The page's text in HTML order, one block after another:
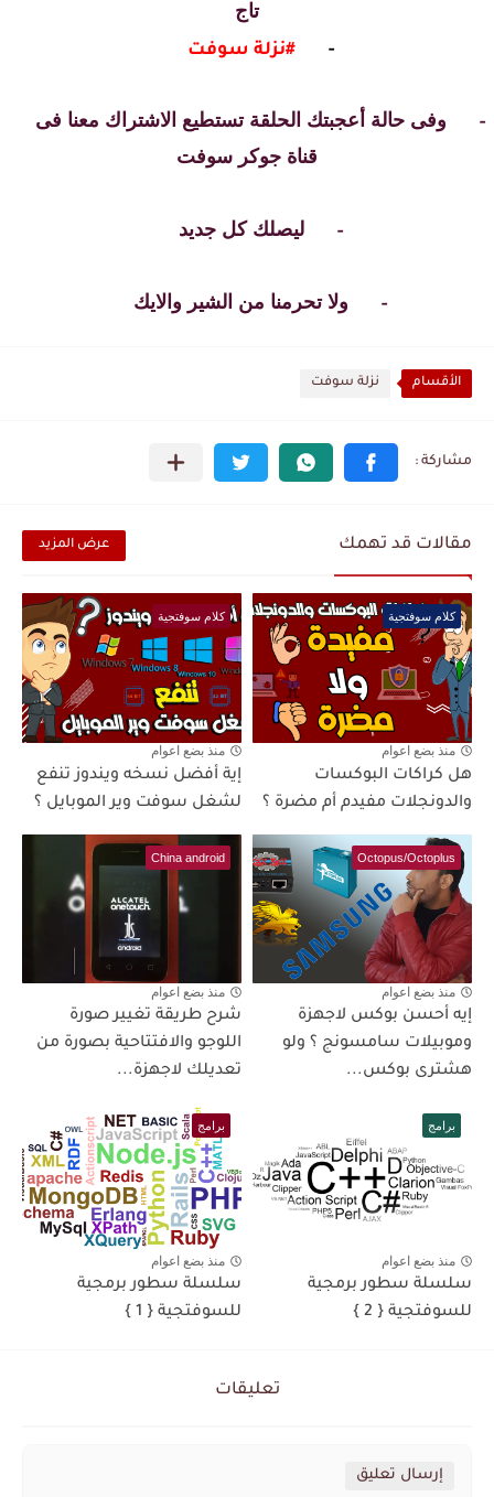
تاج
- #نزلة سوفت
-
وفى حالة أعجبتك الحلقة تستطيع الاشتراك معنا فى
قناة جوكر سوفت
- ليصلك كل جديد
- ولا تحرمنا من الشير والايك
الأقسام نزلة سوفت
مقالات قد تهمك عرض المزيد
كلام سوفتجية
منذ بضع اعوام
هل كراكات البوكسات
والدونجلات مفيدم أم مضرة ؟
كلام سوفتجية
منذ بضع اعوام
إية أفضل نسخه ويندوز تنفع
لشغل سوفت وير الموبايل ؟
Octopus/Octoplus
منذ بضع اعوام
إيه أحسن بوكس لاجهزة
وموبيلات سامسونج ؟ ولو
هشترى بوكس...
China android
منذ بضع اعوام
شرح طريقة تغيير صورة
اللوجو والافتتاحية بصورة من
تعديلك لاجهزة...
برامج
منذ بضع اعوام
سلسلة سطور برمجية
للسوفتجية { 2 }
برامج
منذ بضع اعوام
سلسلة سطور برمجية
للسوفتجية { 1 }
تعليقات
إرسال تعليق